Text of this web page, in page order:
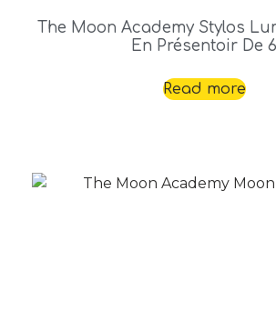
The Moon Academy Stylos
En Présentoir De 6
Read more